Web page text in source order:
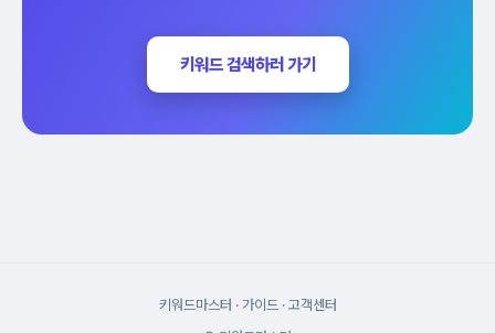
키워드 검색하러 가기
키워드마스터 · 가이드· 고객센터